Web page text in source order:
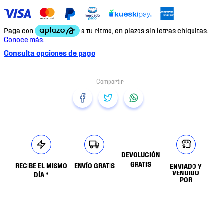
Consulta opciones de pago
RECIBE EL MISMO
DÍA *
ENVÍO GRATIS
DEVOLUCIÓN
GRATIS
ENVIADO Y
VENDIDO
POR